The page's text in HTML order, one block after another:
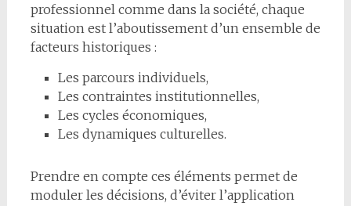
professionnel comme dans la société, chaque
situation est l’aboutissement d’un ensemble de
facteurs historiques :
Les parcours individuels,
Les contraintes institutionnelles,
Les cycles économiques,
Les dynamiques culturelles.
Prendre en compte ces éléments permet de
moduler les décisions, d’éviter l’application